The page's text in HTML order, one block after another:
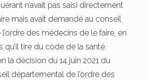
n’avait pas saisi directement
mais avait demandé au conseil
des médecins de le faire, en
qu’il tire du code de la santé
la décision du 14 juin 2021 du
départemental de l’ordre des